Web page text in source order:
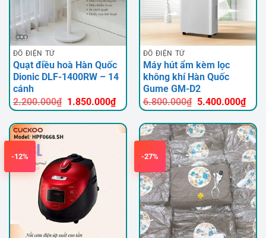
ĐỒ ĐIỆN TỬ
Quạt điều hoà Hàn Quốc
Dionic DLF-1400RW – 14
cánh
2.200.000₫ Giá
gốc
là:
1.850.000₫Giá
hiện
tại
là:
1.850.000₫.
ĐỒ ĐIỆN TỬ
Máy hút ẩm kèm lọc
không khí Hàn Quốc
Gume GM-D2
6.800.000₫ Giá
gốc
là:
6.800.000₫.
5.400.000₫Giá
hiện
tại
là:
-12% -27%